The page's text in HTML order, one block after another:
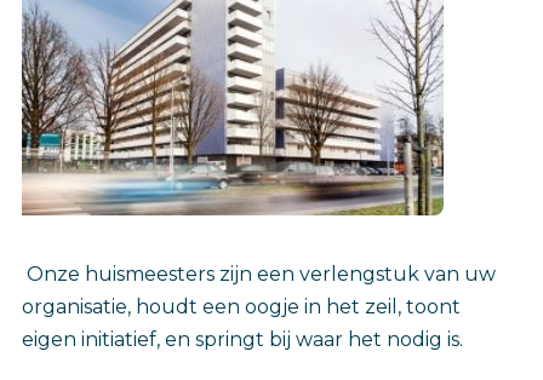
Onze huismeesters zijn een verlengstuk van uw
organisatie, houdt een oogje in het zeil, toont
eigen initiatief, en springt bij waar het nodig is.